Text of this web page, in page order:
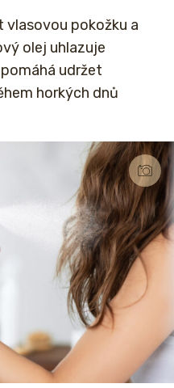
vlasovou pokožku a
olej uhlazuje
udržet
horkých dnů